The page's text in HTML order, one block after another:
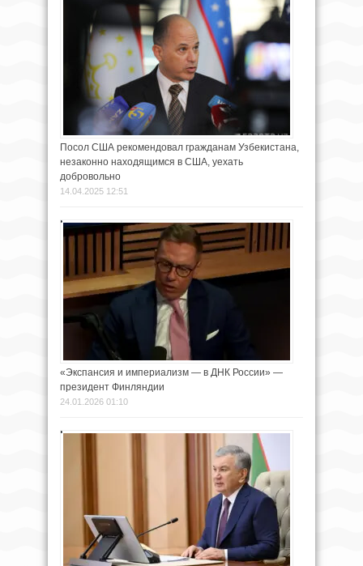
Посол США рекомендовал гражданам Узбекистана,
незаконно находящимся в США, уехать
добровольно
14.04.2025 12:51
«Экспансия и империализм — в ДНК России» —
президент Финляндии
24.01.2026 01:10